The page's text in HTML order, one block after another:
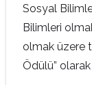
Sosyal
Bilimleri
olmak üzere
Ödülü”